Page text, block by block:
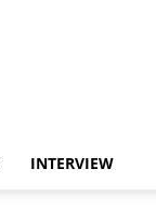
INTERVIEW